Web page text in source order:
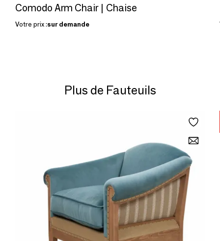
Comodo Arm Chair | Chaise
Votre prix :sur demande
Plus de Fauteuils